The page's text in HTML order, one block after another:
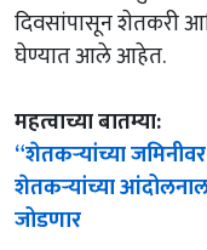
दिवसांपासून शेतकरी
घेण्यात आले आहेत.
महत्वाच्या बातम्या:
“शेतकऱ्यांच्या
शेतकऱ्यांच्या
जोडणार